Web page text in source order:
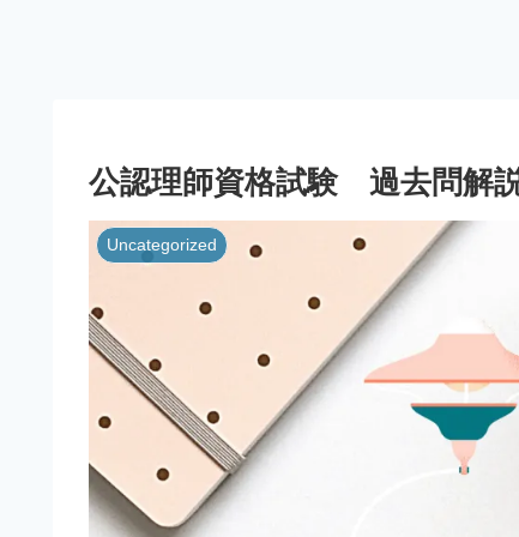
公認理師資格試験 過去問解
Uncategorized